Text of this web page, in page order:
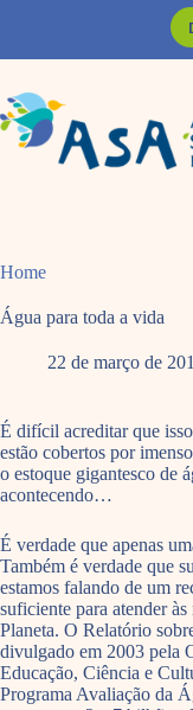
Home
Água para toda a vida
22 de março de
É difícil acreditar que
estão cobertos por
o estoque gigantesco de
acontecendo…
É verdade que apenas
Também é verdade que
estamos falando de um
suficiente para atender
Planeta. O Relatório
divulgado em 2003 pela
Educação, Ciência e
Programa Avaliação da